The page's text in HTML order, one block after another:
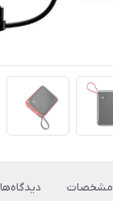
مشخصات دیدگاه‌ها